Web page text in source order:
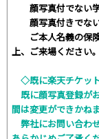
顔写真付でない学
顔写真付きでない
ご本人名義の保険
上、ご来場ください。
◇既に楽天チケッ
既に顔写真登録が
間は変更ができかねま
弊社にお問い合わ